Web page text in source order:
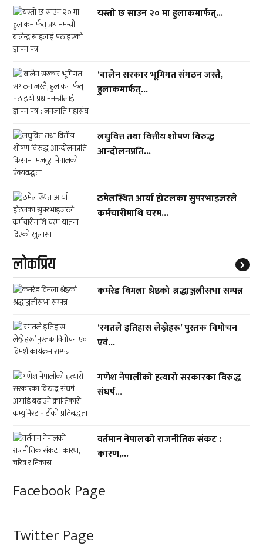
यस्तो छ साउन २० मा हुलाकमार्फत्...
‘बालेन सरकार भूमिगत संगठन जस्तै,
हुलाकमार्फत्...
लघुवित्त तथा वित्तीय शोषण विरुद्ध
आन्दोलनप्रति...
ठमेलस्थित आर्या होटलका सुपरभाइजरले
कर्मचारीमाथि चरम...
लाेकप्रिय
कमरेड विमला श्रेष्ठको श्रद्धाञ्जलीसभा सम्पन्न
‘रगतले इतिहास लेख्नेहरू’ पुस्तक विमोचन
एवं...
गणेश नेपालीको हत्यारो सरकारका विरुद्ध
संघर्ष...
वर्तमान नेपालको राजनीतिक संकट :
कारण,...
Facebook Page
Twitter Page